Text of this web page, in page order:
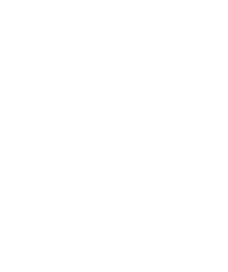
vers la page